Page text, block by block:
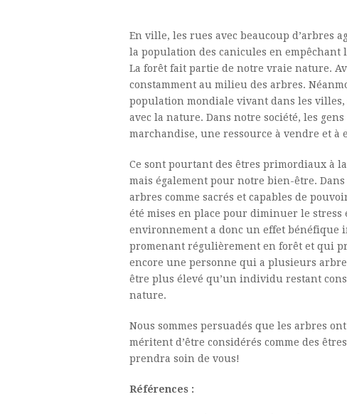
En ville, les rues avec beaucoup d’arbres
la population des canicules en empêchant
La forêt fait partie de notre vraie nature.
constamment au milieu des arbres.
population mondiale vivant dans les
avec la nature. Dans notre société, les
marchandise, une ressource à vendre et à
Ce sont pourtant des êtres primordiaux à
mais également pour notre bien-être.
arbres comme sacrés et capables de
été mises en place pour diminuer le stress
environnement a donc un effet bénéfique
promenant régulièrement en forêt et qui
encore une personne qui a plusieurs
être plus élevé qu’un individu restant
nature.
Nous sommes persuadés que les arbres
méritent d’être considérés comme des
prendra soin de vous!
Références :